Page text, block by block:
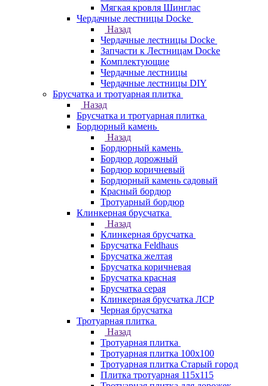
Мягкая кровля Шинглас
Чердачные лестницы Docke
Назад
Чердачные лестницы Docke
Запчасти к Лестницам Docke
Комплектующие
Чердачные лестницы
Чердачные лестницы DIY
Брусчатка и тротуарная плитка
Назад
Брусчатка и тротуарная плитка
Бордюрный камень
Назад
Бордюрный камень
Бордюр дорожный
Бордюр коричневый
Бордюрный камень садовый
Красный бордюр
Тротуарный бордюр
Клинкерная брусчатка
Назад
Клинкерная брусчатка
Брусчатка Feldhaus
Брусчатка желтая
Брусчатка коричневая
Брусчатка красная
Брусчатка серая
Клинкерная брусчатка ЛСР
Черная брусчатка
Тротуарная плитка
Назад
Тротуарная плитка
Тротуарная плитка 100x100
Тротуарная плитка Старый город
Плитка тротуарная 115x115